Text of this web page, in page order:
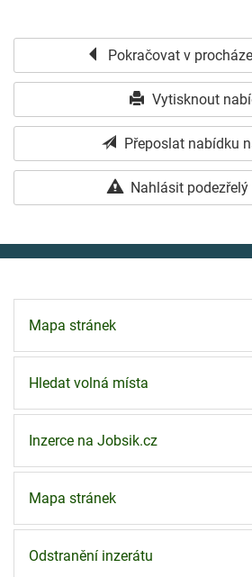
Pokračovat v
Vytisknout
Přeposlat nabídku
Nahlásit
Mapa stránek
Hledat volná místa
Inzerce na Jobsik.cz
Mapa stránek
Odstranění inzerátu